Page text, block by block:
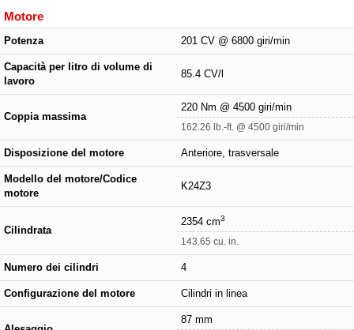
Motore
Potenza 201 CV @ 6800 giri/min
Capacità per litro di volume di
lavoro
85.4 CV/l
Coppia massima
220 Nm @ 4500 giri/min
162.26 lb.-ft. @ 4500 giri/min
Disposizione del motore Anteriore, trasversale
Modello del motore/Codice
motore
K24Z3
Cilindrata
2354 cm3
143.65 cu. in.
Numero dei cilindri 4
Configurazione del motore Cilindri in linea
87 mm